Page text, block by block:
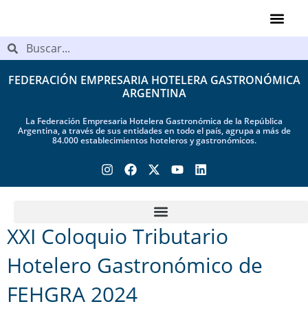
FEDERACIÓN EMPRESARIA HOTELERA GASTRONÓMICA
ARGENTINA
La Federación Empresaria Hotelera Gastronómica de la República
Argentina, a través de sus entidades en todo el país, agrupa a más de
84.000 establecimientos hoteleros y gastronómicos.
XXI Coloquio Tributario
Hotelero Gastronómico de
FEHGRA 2024